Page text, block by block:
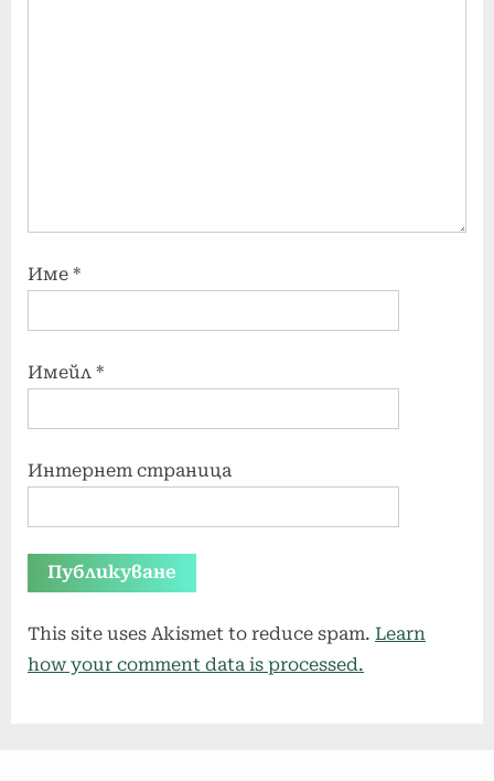
Име *
Имейл *
Интернет страница
This site uses Akismet to reduce spam. Learn
how your comment data is processed.